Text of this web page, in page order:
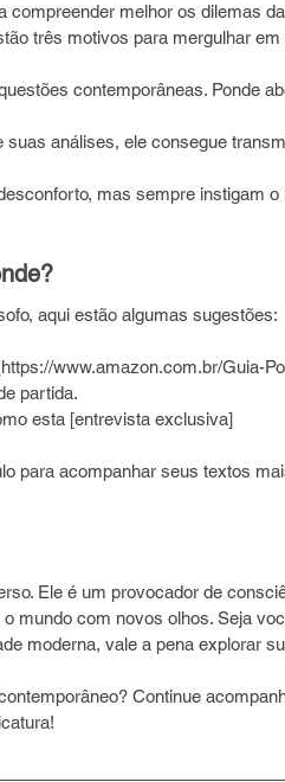
compreender melhor os dilemas
três motivos para mergulhar
contemporâneas. Ponde
análises, ele consegue
mas sempre instigam o
aqui estão algumas sugestões:
www.amazon.com.br/Guia-
partida.
esta [entrevista exclusiva]
para acompanhar seus textos
Ele é um provocador de
mundo com novos olhos. Seja
moderna, vale a pena explorar
Continue